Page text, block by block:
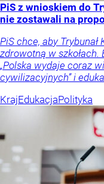
PiS z wnioskiem do
nie zostawali na
PiS chce, aby
zdrowotną w szkołach.
„Polska wydaje coraz
cywilizacyjnych” i
KrajEdukacjaPolityka